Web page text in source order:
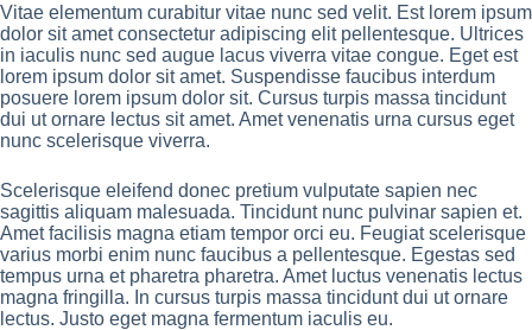
Vitae elementum curabitur vitae nunc sed velit. Est lorem ipsum
dolor sit amet consectetur adipiscing elit pellentesque. Ultrices
in iaculis nunc sed augue lacus viverra vitae congue. Eget est
lorem ipsum dolor sit amet. Suspendisse faucibus interdum
posuere lorem ipsum dolor sit. Cursus turpis massa tincidunt
dui ut ornare lectus sit amet. Amet venenatis urna cursus eget
nunc scelerisque viverra.
Scelerisque eleifend donec pretium vulputate sapien nec
sagittis aliquam malesuada. Tincidunt nunc pulvinar sapien et.
Amet facilisis magna etiam tempor orci eu. Feugiat scelerisque
varius morbi enim nunc faucibus a pellentesque. Egestas sed
tempus urna et pharetra pharetra. Amet luctus venenatis lectus
magna fringilla. In cursus turpis massa tincidunt dui ut ornare
lectus. Justo eget magna fermentum iaculis eu.